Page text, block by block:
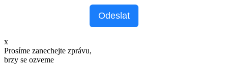
Odeslat
x
Prosíme zanechejte zprávu,
brzy se ozveme